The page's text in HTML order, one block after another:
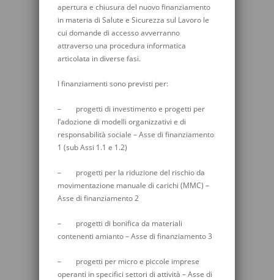
apertura e chiusura del nuovo finanziamento
in materia di Salute e Sicurezza sul Lavoro le
cui domande di accesso avverranno
attraverso una procedura informatica
articolata in diverse fasi.
I finanziamenti sono previsti per:
– progetti di investimento e progetti per
l’adozione di modelli organizzativi e di
responsabilità sociale – Asse di finanziamento
1 (sub Assi 1.1 e 1.2)
– progetti per la riduzione del rischio da
movimentazione manuale di carichi (MMC) –
Asse di finanziamento 2
– progetti di bonifica da materiali
contenenti amianto – Asse di finanziamento 3
– progetti per micro e piccole imprese
operanti in specifici settori di attività – Asse di